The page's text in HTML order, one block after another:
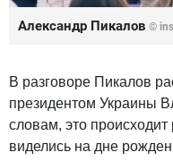
Александр Пикалов ©
В разговоре Пикалов
президентом Украины
словам, это
виделись на дне